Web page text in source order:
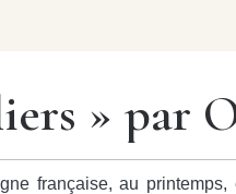
» par
française, au